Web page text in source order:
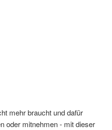
mehr braucht und dafür
oder mitnehmen - mit dieser